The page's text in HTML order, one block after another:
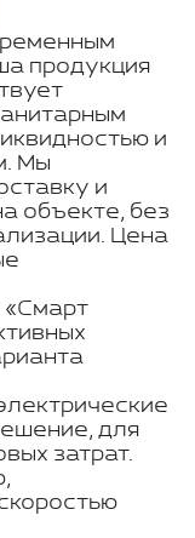
продукция
и
Мы
и
объекте, без
Цена
«Смарт
для
затрат.